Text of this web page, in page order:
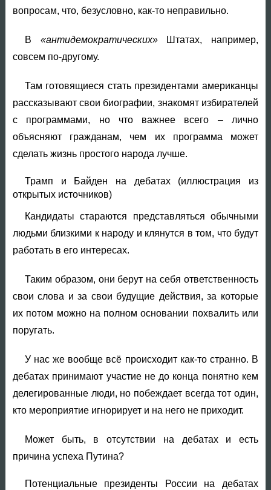
вопросам, что, безусловно, как-то неправильно.
В «антидемократических»Штатах, например,
совсем по-другому.
Там готовящиеся стать президентами американцы
рассказывают свои биографии, знакомят избирателей
с программами, но что важнее всего – лично
объясняют гражданам, чем их программа может
сделать жизнь простого народа лучше.
Трамп и Байден на дебатах (иллюстрация из
открытых источников)
Кандидаты стараются представляться обычными
людьми близкими к народу и клянутся в том, что будут
работать в его интересах.
Таким образом, они берут на себя ответственность
свои слова и за свои будущие действия, за которые
их потом можно на полном основании похвалить или
поругать.
У нас же вообще всё происходит как-то странно. В
дебатах принимают участие не до конца понятно кем
делегированные люди, но побеждает всегда тот один,
кто мероприятие игнорирует и на него не приходит.
Может быть, в отсутствии на дебатах и есть
причина успеха Путина?
Потенциальные президенты России на дебатах